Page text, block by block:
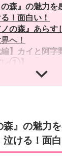
森』の魅力を
！面白い！
ノの森』あら
へ！
編】カイと阿
レ①】
編】森のピアノ
】最終目標はシ
ころネタバレ
）見所ネタバ
理由？感動の
』の魅力
ける！面白